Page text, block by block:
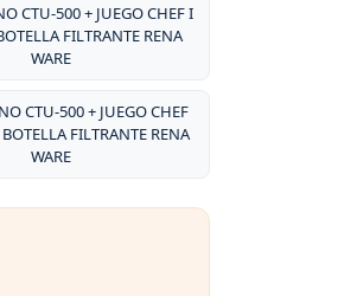
CTU-500 + JUEGO CHEF I
FILTRANTE RENA
WARE
CTU-500 + JUEGO CHEF
FILTRANTE RENA
WARE